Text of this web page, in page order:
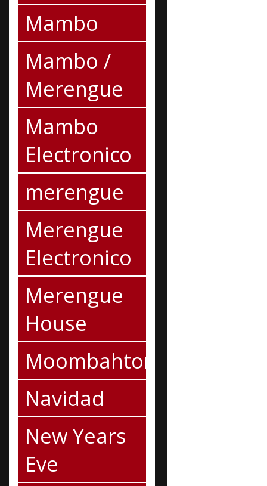
Mambo
Mambo /
Merengue
Mambo
Electronico
merengue
Merengue
Electronico
Merengue
House
Moombahton
Navidad
New Years
Eve